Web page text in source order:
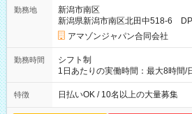
☆Amazon直雇用で安定して働けます！ 【試用期間】試
あり 試用期間の長さ：1週間 雇用
です。
勤務地
新潟市南区
新潟県新潟市南区北田中518-6
アマゾンジャパン合同会社
勤務時間
シフト制
1日あたりの実働時間：最大8時間/
特徴 日払いOK / 10名以上の大量募集